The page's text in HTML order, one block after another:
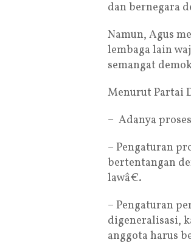
dan bernegara
Namun, Agus
lembaga lain
semangat
Menurut Partai
– Adanya
– Pengaturan
bertentangan
lawâ€.
– Pengaturan
digeneralisasi,
anggota harus